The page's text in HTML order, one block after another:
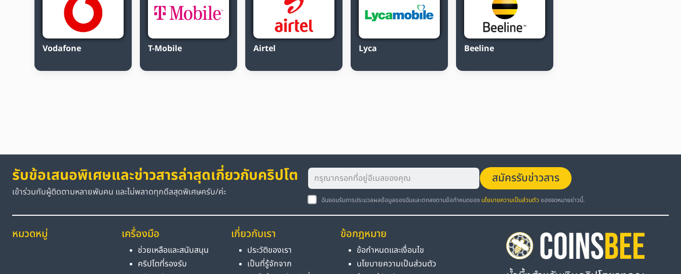
Vodafone T-Mobile Airtel Lyca Beeline
รับข้อเสนอพิเศษและข่าวสารล่าสุดเกี่ยวกับคริปโต
เข้าร่วมกับผู้ติดตามหลายพันคน และไม่พลาดทุกดีลสุดพิเศษครับ/ค่ะ
สมัครรับข่าวสาร
ฉันยอมรับการประมวลผลข้อมูลของฉันและตกลงตามข้อกำหนดของ นโยบายความเป็นส่วนตัว ของจดหมายข่าวนี้.
หมวดหมู่ เครื่องมือ
ช่วยเหลือและสนับสนุน
คริปโตที่รองรับ
เกี่ยวกับเรา
ประวัติของเรา
เป็นที่รู้จักจาก
ข้อกฎหมาย
ข้อกำหนดและเงื่อนไข
นโยบายความเป็นส่วนตัว